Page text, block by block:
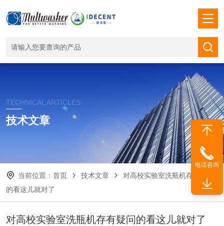
TECHNICAL ARTICLES
技术文章
当前位置： 首页 技术文章
对高校实验室洗瓶机存有疑问
的看这儿就对了
对高校实验室洗瓶机存有疑问的看这儿就对了
电话咨询